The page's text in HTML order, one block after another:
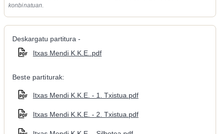
konbinatuan.
Deskargatu partitura -
Itxas Mendi K.K.E..pdf
Beste partiturak:
Itxas Mendi K.K.E. - 1. Txistua.pdf
Itxas Mendi K.K.E. - 2. Txistua.pdf